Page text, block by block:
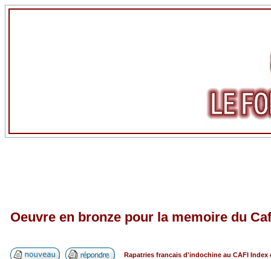
Oeuvre en bronze pour la memoire du
Rapatries francais d'indochine au CAFI Index